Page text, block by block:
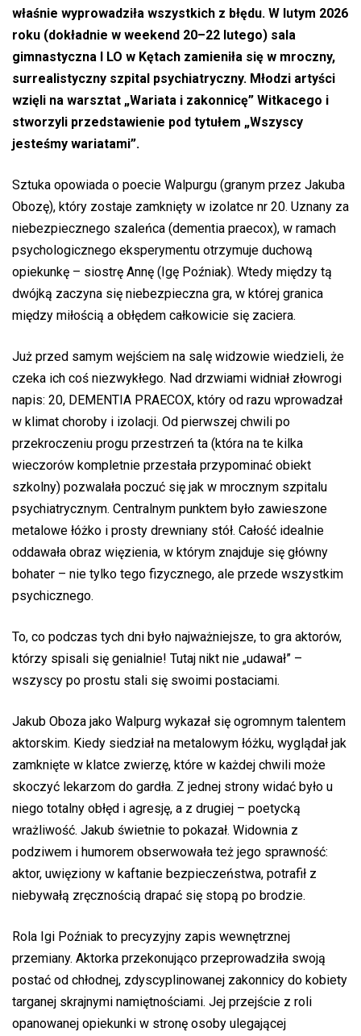
właśnie wyprowadziła wszystkich z błędu. W lutym 2026
roku (dokładnie w weekend 20–22 lutego) sala
gimnastyczna I LO w Kętach zamieniła się w mroczny,
surrealistyczny szpital psychiatryczny. Młodzi artyści
wzięli na warsztat „Wariata i zakonnicę” Witkacego i
stworzyli przedstawienie pod tytułem „Wszyscy
jesteśmy wariatami”.
Sztuka opowiada o poecie Walpurgu (granym przez Jakuba
Obozę), który zostaje zamknięty w izolatce nr 20. Uznany za
niebezpiecznego szaleńca (dementia praecox), w ramach
psychologicznego eksperymentu otrzymuje duchową
opiekunkę – siostrę Annę (Igę Poźniak). Wtedy między tą
dwójką zaczyna się niebezpieczna gra, w której granica
między miłością a obłędem całkowicie się zaciera.
Już przed samym wejściem na salę widzowie wiedzieli, że
czeka ich coś niezwykłego. Nad drzwiami widniał złowrogi
napis: 20, DEMENTIA PRAECOX, który od razu wprowadzał
w klimat choroby i izolacji. Od pierwszej chwili po
przekroczeniu progu przestrzeń ta (która na te kilka
wieczorów kompletnie przestała przypominać obiekt
szkolny) pozwalała poczuć się jak w mrocznym szpitalu
psychiatrycznym. Centralnym punktem było zawieszone
metalowe łóżko i prosty drewniany stół. Całość idealnie
oddawała obraz więzienia, w którym znajduje się główny
bohater – nie tylko tego fizycznego, ale przede wszystkim
psychicznego.
To, co podczas tych dni było najważniejsze, to gra aktorów,
którzy spisali się genialnie! Tutaj nikt nie „udawał” –
wszyscy po prostu stali się swoimi postaciami.
Jakub Oboza jako Walpurg wykazał się ogromnym talentem
aktorskim. Kiedy siedział na metalowym łóżku, wyglądał jak
zamknięte w klatce zwierzę, które w każdej chwili może
skoczyć lekarzom do gardła. Z jednej strony widać było u
niego totalny obłęd i agresję, a z drugiej – poetycką
wrażliwość. Jakub świetnie to pokazał. Widownia z
podziwem i humorem obserwowała też jego sprawność:
aktor, uwięziony w kaftanie bezpieczeństwa, potrafił z
niebywałą zręcznością drapać się stopą po brodzie.
Rola Igi Poźniak to precyzyjny zapis wewnętrznej
przemiany. Aktorka przekonująco przeprowadziła swoją
postać od chłodnej, zdyscyplinowanej zakonnicy do kobiety
targanej skrajnymi namiętnościami. Jej przejście z roli
opanowanej opiekunki w stronę osoby ulegającej